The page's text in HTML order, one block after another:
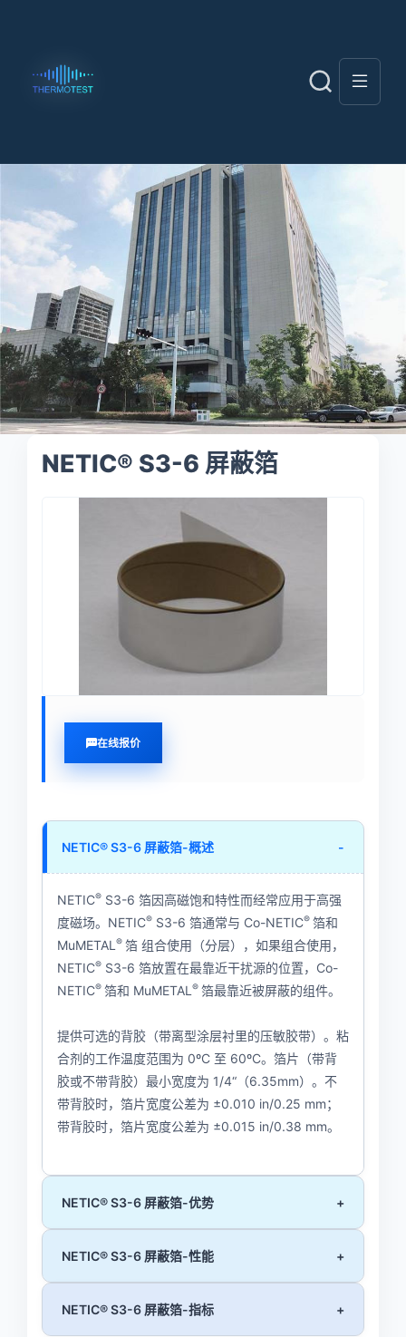
NETIC® S3-6 屏蔽箔
在线报价
NETIC® S3-6 屏蔽箔-概述 -
NETIC®S3-6 箔因高磁饱和特性而经常应用于高强
度磁场。NETIC®S3-6 箔通常与 Co-NETIC® 箔和
MuMETAL® 箔 组合使用（分层），如果组合使用，
NETIC®S3-6 箔放置在最靠近干扰源的位置，Co-
NETIC® 箔和 MuMETAL® 箔最靠近被屏蔽的组件。
提供可选的背胶（带离型涂层衬里的压敏胶带）。粘
合剂的工作温度范围为 0ºC 至 60ºC。箔片（带背
胶或不带背胶）最小宽度为 1/4“（6.35mm）。不
带背胶时，箔片宽度公差为 ±0.010 in/0.25 mm；
带背胶时，箔片宽度公差为 ±0.015 in/0.38 mm。
NETIC® S3-6 屏蔽箔-优势 +
NETIC® S3-6 屏蔽箔-性能 +
NETIC® S3-6 屏蔽箔-指标 +